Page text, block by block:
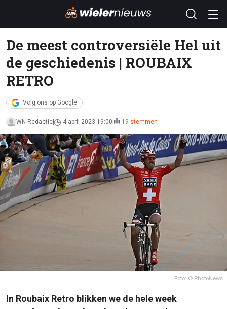
De meest controversiële Hel uit
de geschiedenis | ROUBAIX
RETRO
Volg ons op Google
WN Redactie 4 april 2023 19:00 19 stemmen
Foto: © PhotoNews
In Roubaix Retro blikken we de hele week